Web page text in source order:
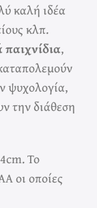
καλή ιδέα
κλπ.
παιχνίδια,
ψυχολογία,
την διάθεση
Το
οι οποίες